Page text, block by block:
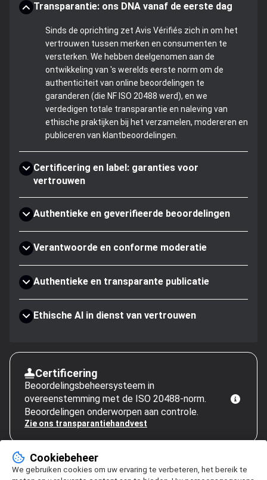
Transparantie: ons DNA vanaf de eerste dag
Sinds de oprichting zet Avis Vérifiés zich in om het
vertrouwen tussen merken en consumenten te
versterken. We hebben deelgenomen aan de
ontwikkeling van 's werelds eerste norm om de
authenticiteit van online beoordelingen te
garanderen (die NF ISO 20488 werd), en we
verdedigen totale transparantie en naleving van
ethische praktijken bij het verzamelen, modereren en
publiceren van klantbeoordelingen.
Certificering en label: garanties voor
vertrouwen
Authentieke en geverifieerde beoordelingen
Verantwoorde en conforme moderatie
Authentieke en transparante publicatie
Ethische AI in dienst van vertrouwen
Certificering
Beoordelingsbeheersysteem in
overeenstemming met de ISO 20488-norm.
Beoordelingen onderworpen aan controle.
Zie ons transparantiehandvest
Cookiebeheer
We gebruiken cookies om uw ervaring te verbeteren, het bereik te